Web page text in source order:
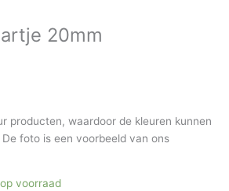
20mm
producten, waardoor de kleuren kunnen
foto is een voorbeeld van ons
voorraad